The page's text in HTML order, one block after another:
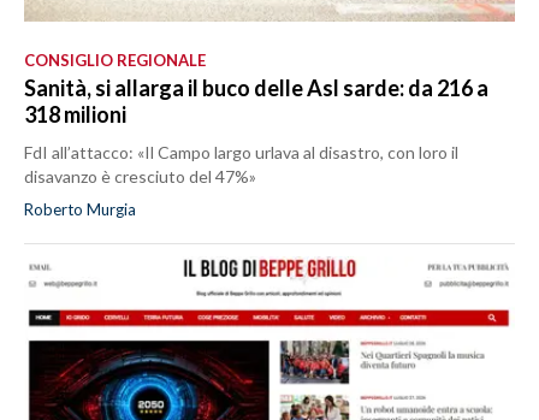
CONSIGLIO REGIONALE
Sanità, si allarga il buco delle Asl sarde: da 216 a
318 milioni
FdI all’attacco: «Il Campo largo urlava al disastro, con loro il
disavanzo è cresciuto del 47%»
Roberto Murgia